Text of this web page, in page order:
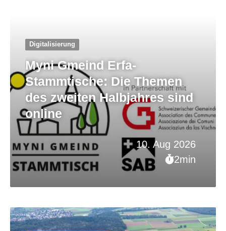
10. Aug 2026
2min
Digitalisierung
Myni Gmeind Erfa-
Stammtische: Die Themen
des zweiten Halbjahres sind
online